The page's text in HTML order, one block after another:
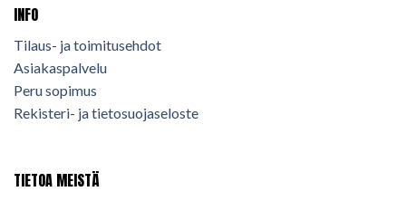
INFO
Tilaus- ja toimitusehdot
Asiakaspalvelu
Peru sopimus
Rekisteri- ja tietosuojaseloste
TIETOA MEISTÄ